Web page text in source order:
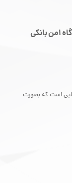
امن بانکی
است که بصورت